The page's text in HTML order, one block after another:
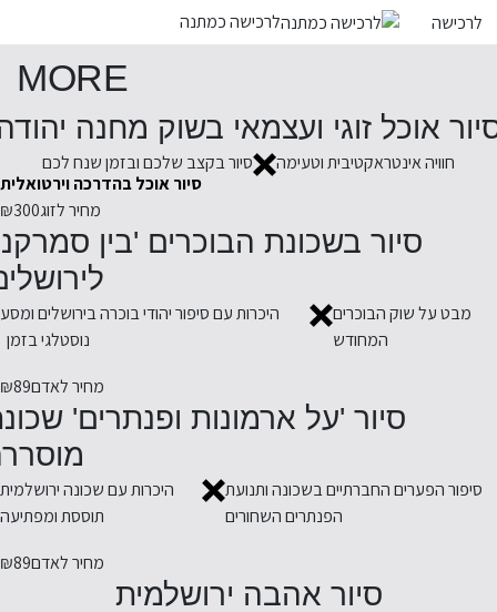
לרכישה
לרכישה כמתנה
MORE
אוכל זוגי ועצמאי בשוק מחנה
חוויה אינטראקטיבית וטעימה
סיור בקצב שלכם ובזמן שנח לכם
סיור אוכל בהדרכה וירטואלית
מחיר לזוג₪300
סיור בשכונת הבוכרים 'בין
מבט על שוק הבוכרים
המחודש
היכרות עם סיפור יהודי בוכרה בירושלים ומסע
נוסטלגי בזמן
מחיר לאדם₪89
סיור 'על ארמונות ופנתרים'
סיפור הפערים החברתיים בשכונה ותנועת
הפנתרים השחורים
היכרות עם שכונה ירושלמית
תוססת ומפתיעה
מחיר לאדם₪89
סיור אהבה ירושלמית